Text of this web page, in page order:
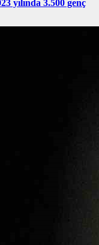
yılında 3.500 genç